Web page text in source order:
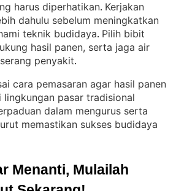
harus diperhatikan. Kerjakan
dahulu sebelum meningkatkan
teknik budidaya. Pilih bibit
hasil panen, serta jaga air
penyakit.
cara pemasaran agar hasil panen
pasar tradisional
dalam mengurus serta
memastikan sukses budidaya
Menanti, Mulailah